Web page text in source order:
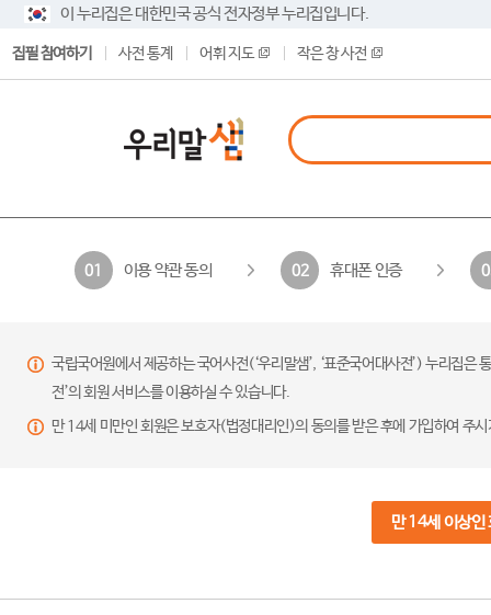
이 누리집은 대한민국 공식 전자정부 누리집입니다.
집필 참여하기 사전 통계 어휘 지도 작은 창 사전
01 이용 약관 동의 02 휴대폰 인증
국립국어원에서 제공하는 국어사전(‘우리말샘’, ‘표준국어대사전’) 누리집
전’의 회원 서비스를 이용하실 수 있습니다.
만 14세 미만인 회원은 보호자(법정대리인)의 동의를 받은 후에 가입하여 주
만 14세 이상인